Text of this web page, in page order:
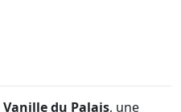
Vanille du Palais, une